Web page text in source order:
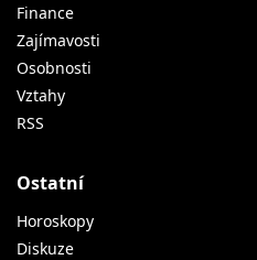
Finance
Zajímavosti
Osobnosti
Vztahy
RSS
Ostatní
Horoskopy
Diskuze